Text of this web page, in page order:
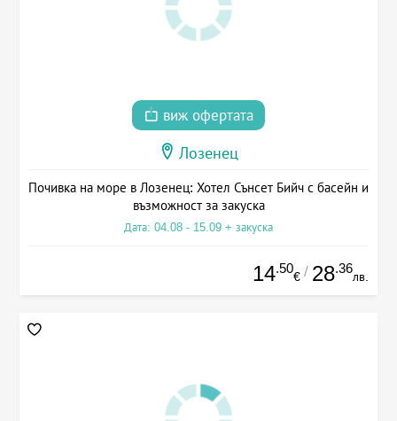
виж офертата
Лозенец
Почивка на море в Лозенец: Хотел Сънсет Бийч с басейн и
възможност за закуска
Дата: 04.08 - 15.09 + закуска
14.50
€ / 28.36
лв.